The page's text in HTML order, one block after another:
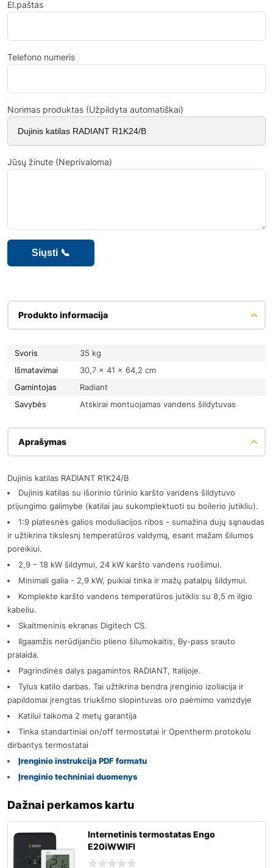
El.paštas
Telefono numeris
Norimas produktas (Užpildyta automatiškai)
Jūsų žinute (Neprivaloma)
Produkto informacija
Svoris
35 kg
Išmatavimai
30,7 × 41 × 64,2 cm
Gamintojas
Radiant
Savybės
Atskirai montuojamas vandens šildytuvas
Aprašymas
Dujinis katilas RADIANT R1K24/B
Dujinis katilas su išorinio tūrinio karšto vandens šildytuvo
prijungimo galimybe (katilai jau sukomplektuoti su boilerio jutikliu).
1:9 platesnės galios moduliacijos ribos - sumažina dujų sąnaudas
ir užtikrina tikslesnį temperatūros valdymą, esant mažam šilumos
poreikiui.
2,9 – 18 kW šildymui, 24 kW karšto vandens ruošimui.
Minimali galia - 2,9 kW, puikiai tinka ir mažų patalpų šildymui.
Komplekte karšto vandens temperatūros jutiklis su 8,5 m ilgio
kabeliu.
Skaitmeninis ekranas Digitech CS.
Ilgaamžis nerūdijančio plieno šilumokaitis, By-pass srauto
pralaida.
Pagrindinės dalys pagamintos RADIANT, Italijoje.
Tylus katilo darbas. Tai užtikrina bendra įrenginio izoliacija ir
papildomai įrengtas triukšmo slopintuvas oro paėmimo vamzdyje
Katilui taikoma 2 metų garantija
Tinka standartiniai on/off termostatai ir Opentherm protokolu
dirbantys termostatai
Įrenginioinstrukcija PDF formatu
Įrenginio techniniai duomenys
Dažnai perkamos kartu
Internetinis termostatas Engo
E20iWWIFI